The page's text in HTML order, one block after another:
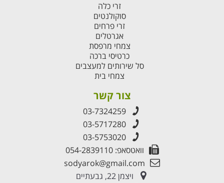
זרי כלה
סוקולנטים
זרי פרחים
אגרטלים
צמחי מרפסת
כרטיסי ברכה
סל שירותים למעצבים
צמחי בית
צור קשר
03-7324259
03-5717280
03-5753020
וואטסאפ: 054-2839110
sodyarok@gmail.com
ויצמן 22, גבעתיים